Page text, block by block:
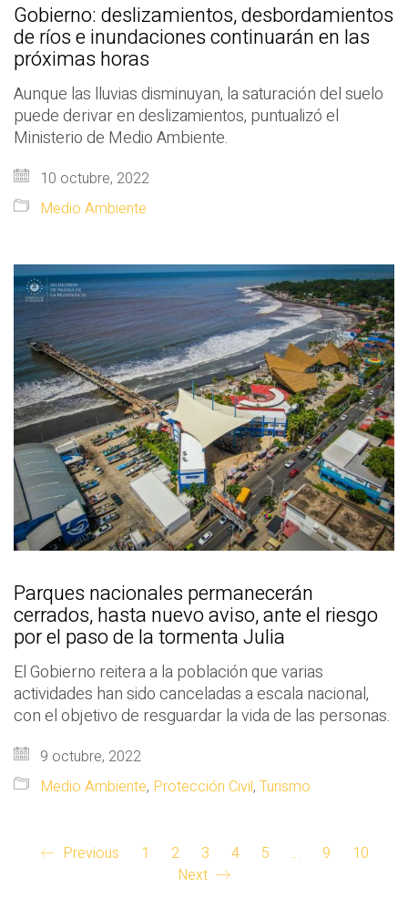
Gobierno: deslizamientos, desbordamientos
de ríos e inundaciones continuarán en las
próximas horas
Aunque las lluvias disminuyan, la saturación del suelo
puede derivar en deslizamientos, puntualizó el
Ministerio de Medio Ambiente.
10 octubre, 2022
Medio Ambiente
Parques nacionales permanecerán
cerrados, hasta nuevo aviso, ante el riesgo
por el paso de la tormenta Julia
El Gobierno reitera a la población que varias
actividades han sido canceladas a escala nacional,
con el objetivo de resguardar la vida de las personas.
9 octubre, 2022
Medio Ambiente, Protección Civil, Turismo
Previous 1 2 3 4 5 … 9
10
Next